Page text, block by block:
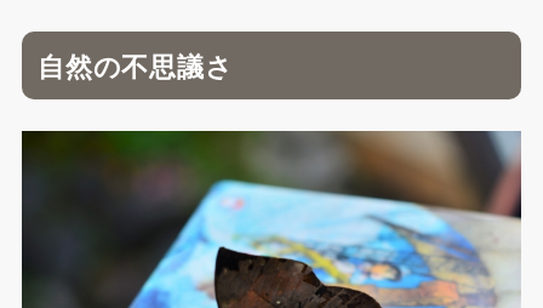
自然の不思議さ